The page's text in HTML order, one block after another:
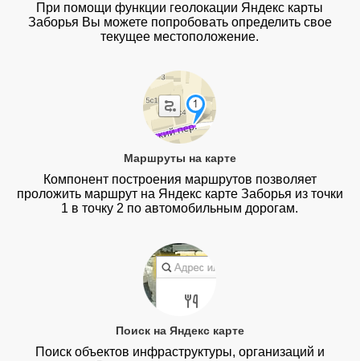
При помощи функции геолокации Яндекс карты
Заборья Вы можете попробовать определить свое
текущее местоположение.
Маршруты на карте
Компонент построения маршрутов позволяет
проложить маршрут на Яндекс карте Заборья из точки
1 в точку 2 по автомобильным дорогам.
Поиск на Яндекс карте
Поиск объектов инфраструктуры, организаций и